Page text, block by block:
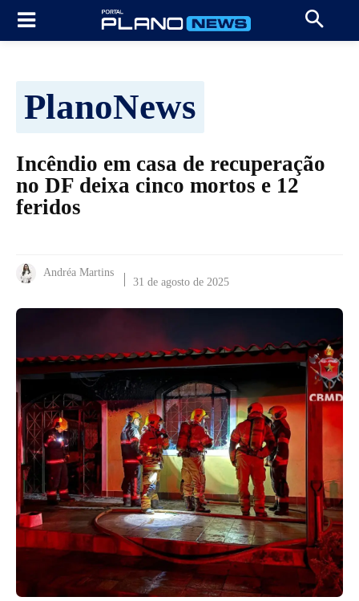
PlanoNews
Incêndio em casa de recuperação
no DF deixa cinco mortos e 12
feridos
Andréa Martins
31 de agosto de 2025